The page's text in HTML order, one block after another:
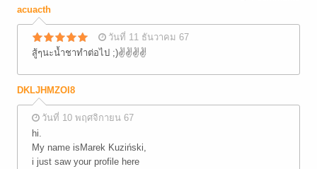
acuacth
วันที่ 11 ธันวาคม 67
สู้ๆนะนํ้าชาทำต่อไป ;)✌✌✌✌
DKLJHMZOI8
วันที่ 10 พฤศจิกายน 67
hi.
My name isMarek Kuziński,
i just saw your profile here